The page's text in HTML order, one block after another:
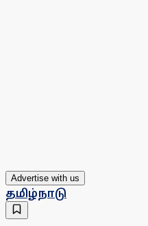
Advertise with us
தமிழ்நாடு